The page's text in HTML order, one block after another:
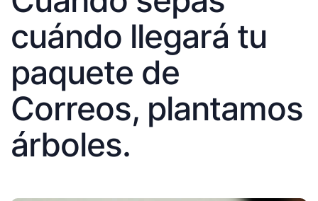
cuándo llegará tu
paquete de
Correos, plantamos
árboles.